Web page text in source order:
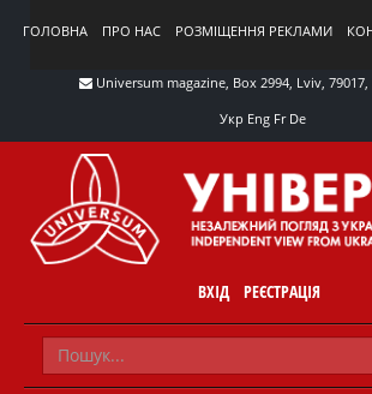
ГОЛОВНА ПРО НАС РОЗМІЩЕННЯ РЕКЛАМИ
Universum magazine, Box 2994, Lviv, 79017,
Укр Eng Fr De
ВХІД РЕЄСТРАЦІЯ